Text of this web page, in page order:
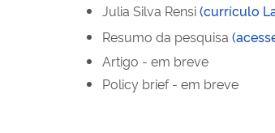
Julia Silva Rensi(currículo
Resumo da pesquisa
Artigo - em breve
Policy brief- em breve